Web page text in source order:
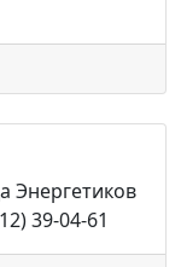
Энергетиков
39-04-61